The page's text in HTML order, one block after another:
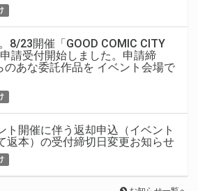
8/23開催「GOOD COMIC CITY
請受付開始しました。申請締
あな委託作品を イベント会場で
ト開催に伴う返却申込（イベント
返本）の受付締切日変更お知らせ